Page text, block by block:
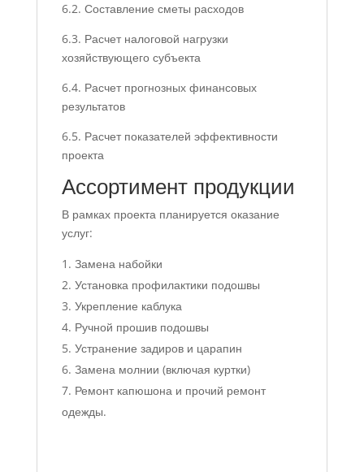
6.2. Составление сметы расходов
6.3. Расчет налоговой нагрузки
хозяйствующего субъекта
6.4. Расчет прогнозных финансовых
результатов
6.5. Расчет показателей эффективности
проекта
Ассортимент продукции
В рамках проекта планируется оказание
услуг:
Замена набойки
Установка профилактики подошвы
Укрепление каблука
Ручной прошив подошвы
Устранение задиров и царапин
Замена молнии (включая куртки)
Ремонт капюшона и прочий ремонт
одежды.